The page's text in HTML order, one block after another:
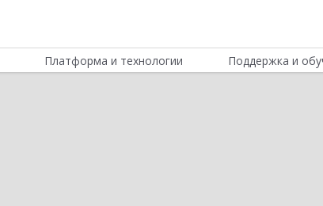
Платформа и технологии Поддержка и